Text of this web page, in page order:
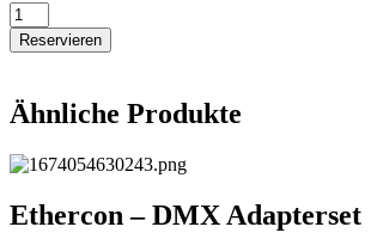
Litecraft
W-
DMX
für
BeamX.7
Reservieren
Ähnliche Produkte
Ethercon – DMX Adapterset